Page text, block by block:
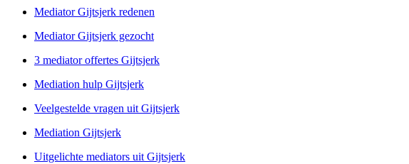
Mediator Gijtsjerk redenen
Mediator Gijtsjerk gezocht
3 mediator offertes Gijtsjerk
Mediation hulp Gijtsjerk
Veelgestelde vragen uit Gijtsjerk
Mediation Gijtsjerk
Uitgelichte mediators uit Gijtsjerk